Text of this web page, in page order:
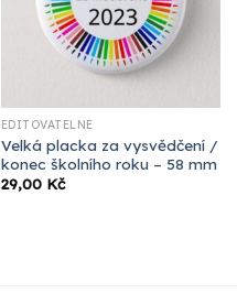
EDITOVATELNÉ
Velká placka za vysvědčení /
konec školního roku – 58 mm
29,00 Kč